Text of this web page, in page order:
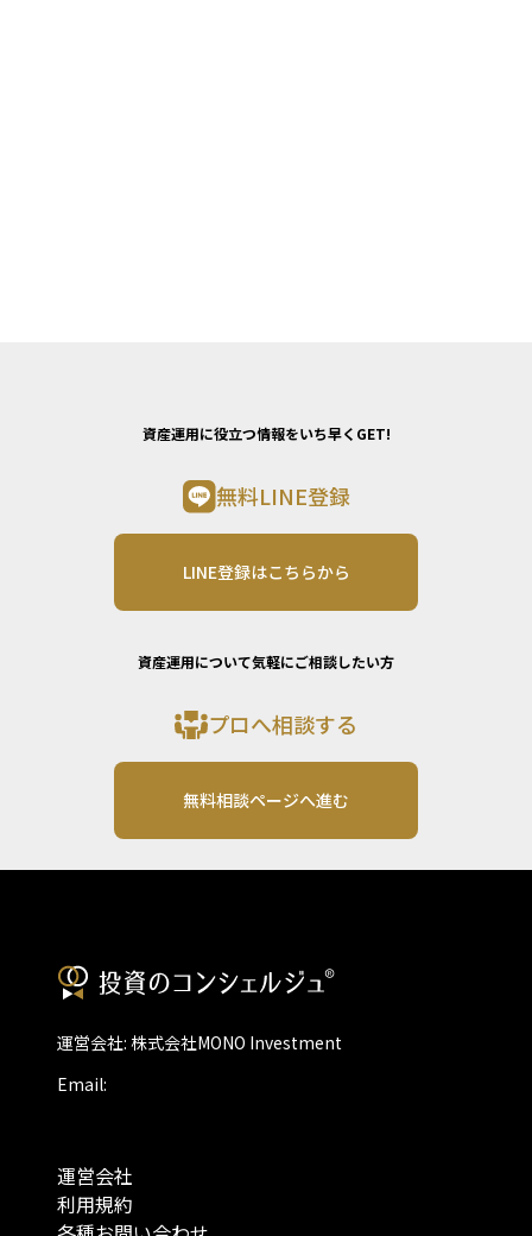
資産運用に役立つ情報をいち早くGET!
無料LINE登録
LINE登録はこちらから
資産運用について気軽にご相談したい方
プロへ相談する
無料相談ページへ進む
運営会社: 株式会社MONO Investment
Email:
運営会社
利用規約